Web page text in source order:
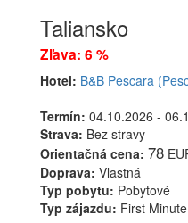
Taliansko
Zľava: 6 %
Hotel: B&B Pescara
Termín: 04.10.2026 -
Strava: Bez stravy
Orientačná cena: 78
Doprava: Vlastná
Typ pobytu: Pobytové
Typ zájazdu: First Minute